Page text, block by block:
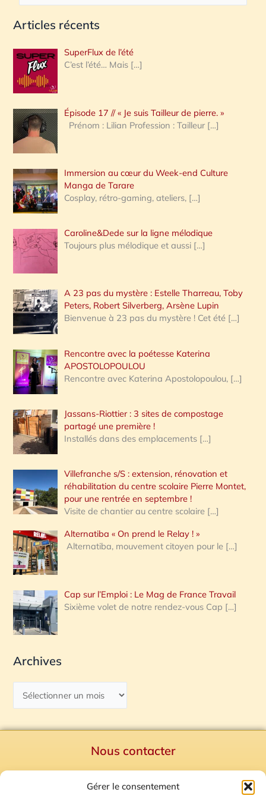
Gérer le consentement
c
e
r
c
h
e
:
Articles récents
SuperFlux de l’été
C’est l’été… Mais […]
Épisode 17 // « Je suis Tailleur de pierre. »
Prénom : Lilian Profession : Tailleur […]
Immersion au cœur du Week-end Culture
Manga de Tarare
Cosplay, rétro-gaming, ateliers, […]
Caroline&Dede sur la ligne mélodique
Toujours plus mélodique et aussi […]
A 23 pas du mystère : Estelle Tharreau, Toby
Peters, Robert Silverberg, Arsène Lupin
Bienvenue à 23 pas du mystère ! Cet été […]
Rencontre avec la poétesse Katerina
APOSTOLOPOULOU
Rencontre avec Katerina Apostolopoulou, […]
Jassans-Riottier : 3 sites de compostage
partagé une première !
Installés dans des emplacements […]
Villefranche s/S : extension, rénovation et
réhabilitation du centre scolaire Pierre Montet,
pour une rentrée en septembre !
Visite de chantier au centre scolaire […]
Alternatiba « On prend le Relay ! »
Alternatiba, mouvement citoyen pour le […]
Cap sur l’Emploi : Le Mag de France Travail
Sixième volet de notre rendez-vous Cap […]
Archives
Nous contacter